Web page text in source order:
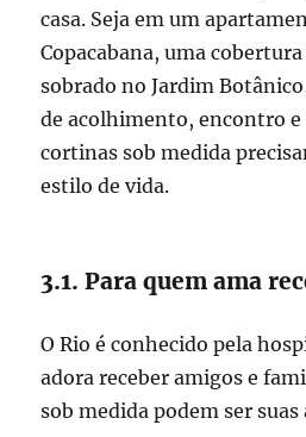
casa. Seja em um
Copacabana, uma
sobrado no Jardim
de acolhimento, encontro e
cortinas sob medida
estilo de vida.
3.1. Para quem ama
O Rio é conhecido pela
adora receber amigos e
sob medida podem ser suas